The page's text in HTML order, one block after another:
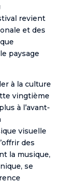
revient
et des
paysage
à la culture
vingtième
à l’avant-
visuelle
des
la musique,
se